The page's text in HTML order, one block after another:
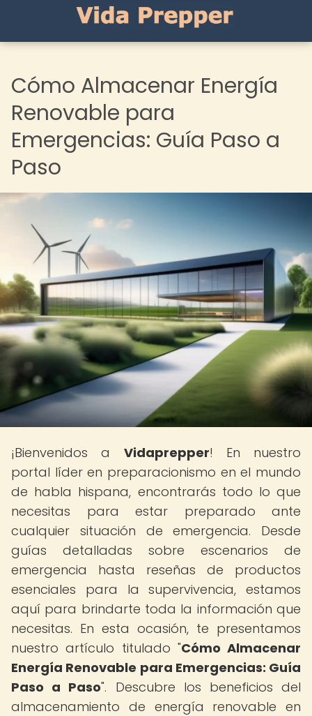
Cómo Almacenar Energía
Renovable para
Emergencias: Guía Paso a
Paso
¡Bienvenidos a Vidaprepper! En nuestro
portal líder en preparacionismo en el mundo
de habla hispana, encontrarás todo lo que
necesitas para estar preparado ante
cualquier situación de emergencia. Desde
guías detalladas sobre escenarios de
emergencia hasta reseñas de productos
esenciales para la supervivencia, estamos
aquí para brindarte toda la información que
necesitas. En esta ocasión, te presentamos
nuestro artículo titulado "Cómo Almacenar
Energía Renovable para Emergencias: Guía
Paso a Paso". Descubre los beneficios del
almacenamiento de energía renovable en